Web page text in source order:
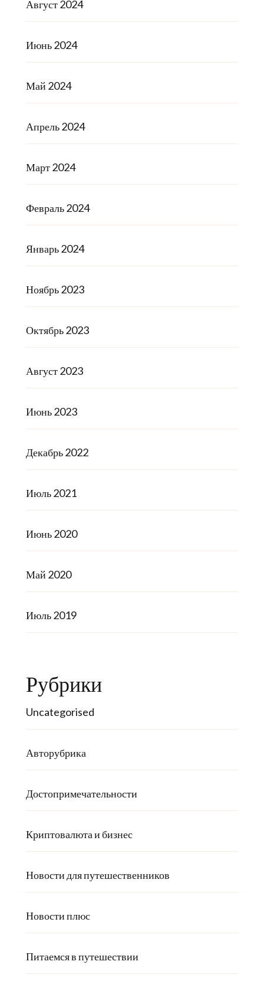
Август 2024
Июнь 2024
Май 2024
Апрель 2024
Март 2024
Февраль 2024
Январь 2024
Ноябрь 2023
Октябрь 2023
Август 2023
Июнь 2023
Декабрь 2022
Июль 2021
Июнь 2020
Май 2020
Июль 2019
Рубрики
Uncategorised
Авторубрика
Достопримечательности
Криптовалюта и бизнес
Новости для путешественников
Новости плюс
Питаемся в путешествии